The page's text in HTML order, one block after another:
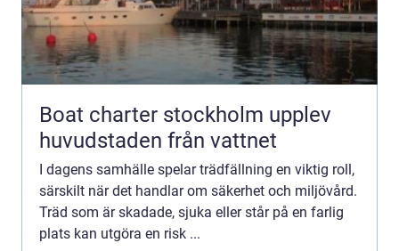
Boat charter stockholm upplev
huvudstaden från vattnet
I dagens samhälle spelar trädfällning en viktig roll,
särskilt när det handlar om säkerhet och miljövård.
Träd som är skadade, sjuka eller står på en farlig
plats kan utgöra en risk ...